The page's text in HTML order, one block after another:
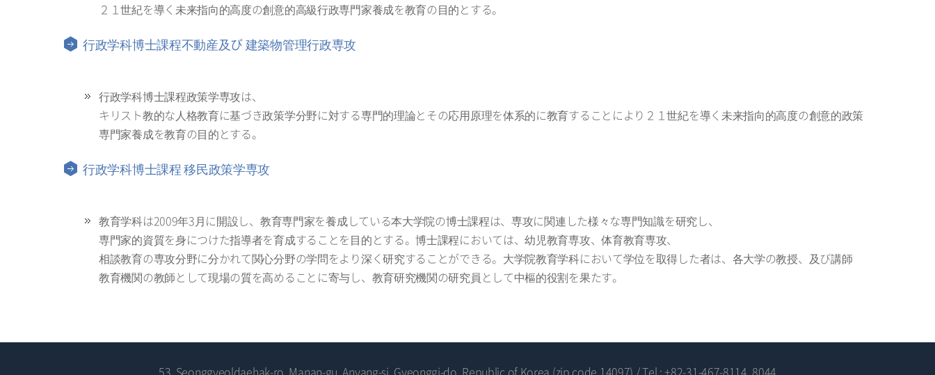
２１世紀を導く未来指向的高度の創意的高級行政専門家養成を教育の目的とする。
行政学科博士課程不動産及び 建築物管理行政専攻
行政学科博士課程政策学専攻は、
キリスト教的な人格教育に基づき政策学分野に対する専門的理論とその応用原理を体系的に教育することにより２１世紀を導く未来指向的高度の創意的政策
専門家養成を教育の目的とする。
行政学科博士課程 移民政策学専攻
教育学科は2009年3月に開設し、教育専門家を養成している本大学院の博士課程は、専攻に関連した様々な専門知識を研究し、
専門家的資質を身につけた指導者を育成することを目的とする。博士課程においては、幼児教育専攻、体育教育専攻、
相談教育の専攻分野に分かれて関心分野の学問をより深く研究することができる。大学院教育学科において学位を取得した者は、各大学の教授、及び講師
教育機関の教師として現場の質を高めることに寄与し、教育研究機関の研究員として中樞的役割を果たす。
53, Seonggyeoldaehak-ro, Manan-gu, Anyang-si, Gyeonggi-do, Republic of Korea (zip code 14097) /Tel : +82-31-467-8114, 8044